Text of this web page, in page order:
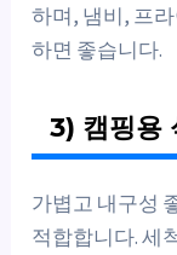
하며, 냄비, 프
하면 좋습니다.
3) 캠핑용
가볍고 내구성
적합합니다. 세